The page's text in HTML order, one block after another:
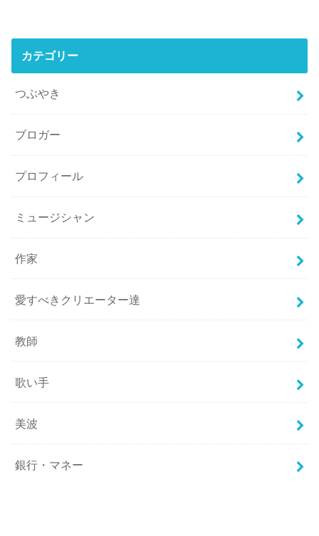
カテゴリー
つぶやき
ブロガー
プロフィール
ミュージシャン
作家
愛すべきクリエーター達
教師
歌い手
美波
銀行・マネー